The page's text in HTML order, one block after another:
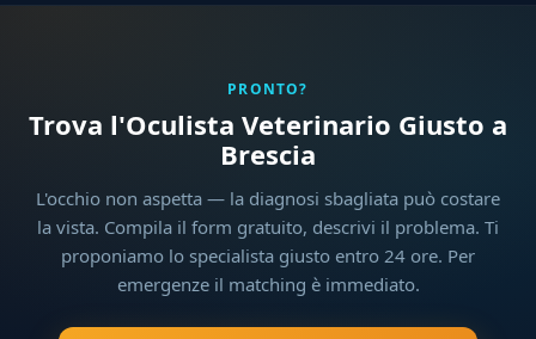
PRONTO?
Trova l'Oculista Veterinario Giusto a
Brescia
L'occhio non aspetta — la diagnosi sbagliata può costare
la vista. Compila il form gratuito, descrivi il problema. Ti
proponiamo lo specialista giusto entro 24 ore. Per
emergenze il matching è immediato.